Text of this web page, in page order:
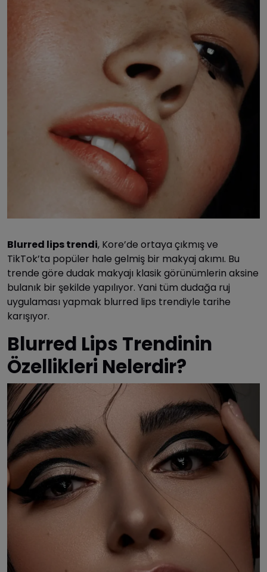
Blurred lips trendi, Kore’de ortaya çıkmış ve
TikTok’ta popüler hale gelmiş bir makyaj akımı. Bu
trende göre dudak makyajı klasik görünümlerin aksine
bulanık bir şekilde yapılıyor. Yani tüm dudağa ruj
uygulaması yapmak blurred lips trendiyle tarihe
karışıyor.
Blurred Lips Trendinin
Özellikleri Nelerdir?